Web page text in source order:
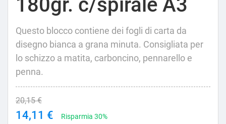
180gr. c/spirale A3
Questo blocco contiene dei fogli di carta da
disegno bianca a grana minuta. Consigliata per
lo schizzo a matita, carboncino, pennarello e
penna.
20,15 €
14,11 € Risparmia 30%